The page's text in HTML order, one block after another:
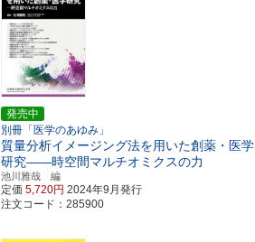
発売中
別冊「医学のあゆみ」
質量分析イメージング法を用いた創薬・医学
研究――時空間マルチオミクスの力
池川雅哉 編
定価 5,720円 2024年9月発行
注文コード：285900